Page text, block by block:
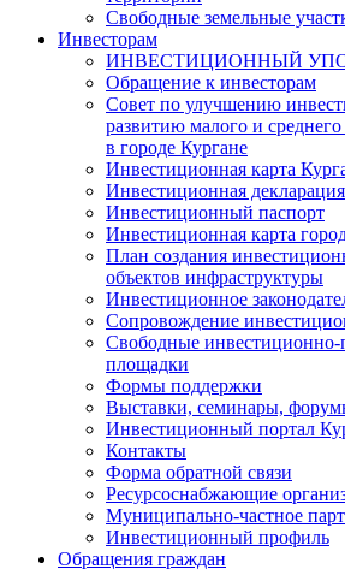
Свободные земельные
Инвесторам
ИНВЕСТИЦИОННЫЙ
Обращение к инвесторам
Совет по улучшению
развитию малого и
в городе Кургане
Инвестиционная карта
Инвестиционная декларация
Инвестиционный паспорт
Инвестиционная карта
План создания
объектов инфраструктуры
Инвестиционное
Сопровождение
Свободные инвестиционно-
площадки
Формы поддержки
Выставки, семинары,
Инвестиционный портал
Контакты
Форма обратной связи
Ресурсоснабжающие
Муниципально-частное
Инвестиционный профиль
Обращения граждан